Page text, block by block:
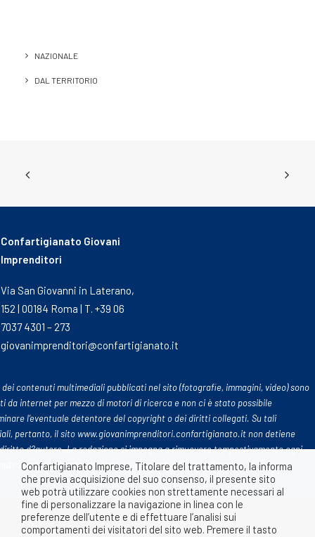
NAZIONALE
DAL TERRITORIO
Confartigianato Giovani
Imprenditori
Via San Giovanni in Laterano,
152 | 00184 Roma | T. +39 06
7037 4301 – 273
giovanimprenditori@confartigianato.it
dei contenuti multimediali pubblicati nel sito (fotografie, immagini, video) sono
da internet per mezzo di motori di ricerca e non ci è stato possibile
l’eventuale detentore del copyright o dei diritti collegati. Su tali
pertanto, il sito www.giovanimprenditori.confartigianato.it non detiene
d?autore. La redazione si impegna a rimuovere tempestivamente ogni
tratto dalle rete che leda o violi eventuali diritti di terzi
Confartigianato Imprese, Titolare del trattamento, la informa
che previa acquisizione del suo consenso, il presente sito
web potrà utilizzare cookies non strettamente necessari al
fine di personalizzare la navigazione in linea con le
preferenze dell’utente e di effettuare l’analisi sui
comportamenti dei visitatori del sito web. Premere il tasto